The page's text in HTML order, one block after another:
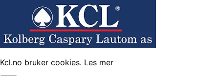
Kcl.no bruker cookies. Les mer